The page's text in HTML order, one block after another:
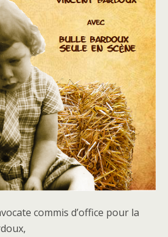
commis d’office pour la